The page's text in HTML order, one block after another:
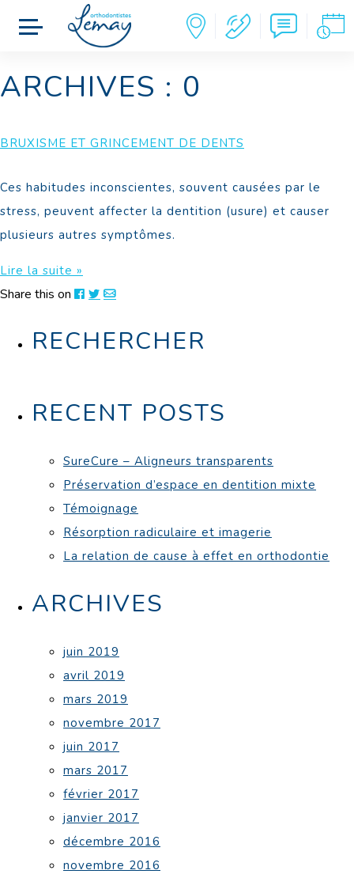
ARCHIVES : 0
BRUXISME ET GRINCEMENT DE DENTS
Ces habitudes inconscientes, souvent causées par le
stress, peuvent affecter la dentition (usure) et causer
plusieurs autres symptômes.
Lire la suite »
Share this on
RECHERCHER
RECENT POSTS
SureCure – Aligneurs transparents
Préservation d’espace en dentition mixte
Témoignage
Résorption radiculaire et imagerie
La relation de cause à effet en orthodontie
ARCHIVES
juin 2019
avril 2019
mars 2019
novembre 2017
juin 2017
mars 2017
février 2017
janvier 2017
décembre 2016
novembre 2016